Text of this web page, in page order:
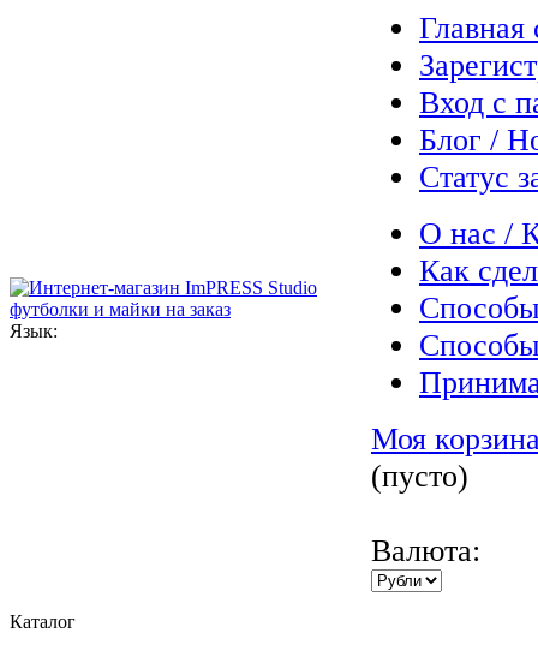
Язык:
Главная
Вход с
Блог /
Статус
О нас /
Как
Моя
(пусто)
Валюта:
Каталог